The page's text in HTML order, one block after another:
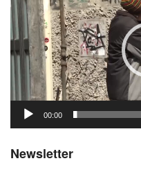
00:00
Newsletter